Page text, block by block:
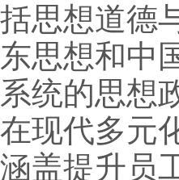
括思想道德
东思想和中
系统的思想
在现代多元
涵盖提升员